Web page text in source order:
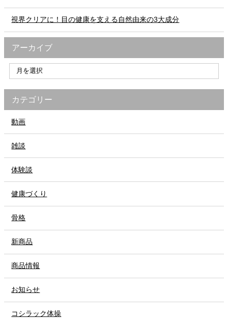
視界クリアに！目の健康を支える自然由来の3大成分
アーカイブ
カテゴリー
動画
雑談
体験談
健康づくり
骨格
新商品
商品情報
お知らせ
コシラック体操